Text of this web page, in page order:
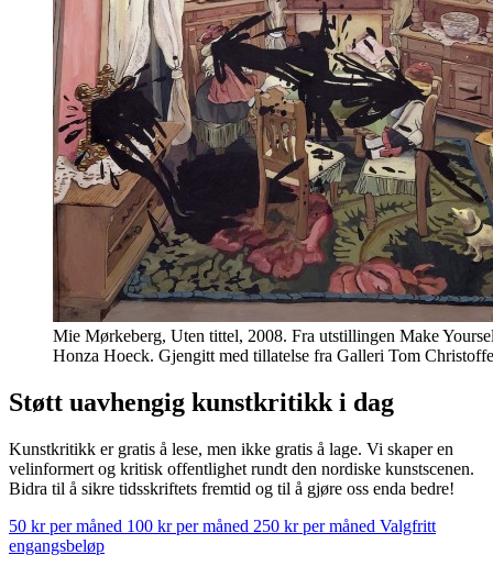
Mie Mørkeberg, Uten tittel, 2008. Fra utstillingen Make
Honza Hoeck. Gjengitt med tillatelse fra Galleri Tom
Støtt uavhengig kunstkritikk i dag
Kunstkritikk er gratis å lese, men ikke gratis å lage. Vi skaper en
velinformert og kritisk offentlighet rundt den nordiske kunstscenen.
Bidra til å sikre tidsskriftets fremtid og til å gjøre oss enda bedre!
50 kr per måned 100 kr per måned 250 kr per måned Valgfritt
engangsbeløp